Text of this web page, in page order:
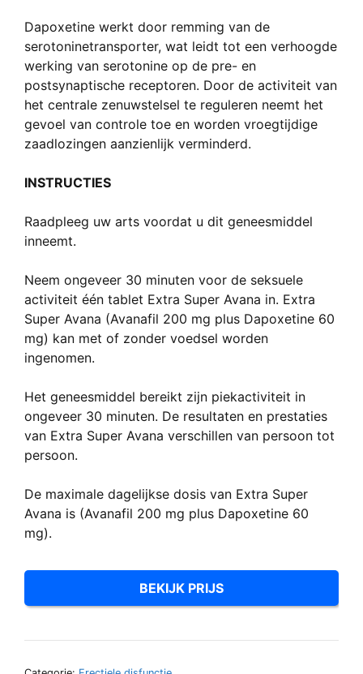
Dapoxetine werkt door remming van de
serotoninetransporter, wat leidt tot een verhoogde
werking van serotonine op de pre- en
postsynaptische receptoren. Door de activiteit van
het centrale zenuwstelsel te reguleren neemt het
gevoel van controle toe en worden vroegtijdige
zaadlozingen aanzienlijk verminderd.
INSTRUCTIES
Raadpleeg uw arts voordat u dit geneesmiddel
inneemt.
Neem ongeveer 30 minuten voor de seksuele
activiteit één tablet Extra Super Avana in. Extra
Super Avana (Avanafil 200 mg plus Dapoxetine 60
mg) kan met of zonder voedsel worden
ingenomen.
Het geneesmiddel bereikt zijn piekactiviteit in
ongeveer 30 minuten. De resultaten en prestaties
van Extra Super Avana verschillen van persoon tot
persoon.
De maximale dagelijkse dosis van Extra Super
Avana is (Avanafil 200 mg plus Dapoxetine 60
mg).
BEKIJK PRIJS